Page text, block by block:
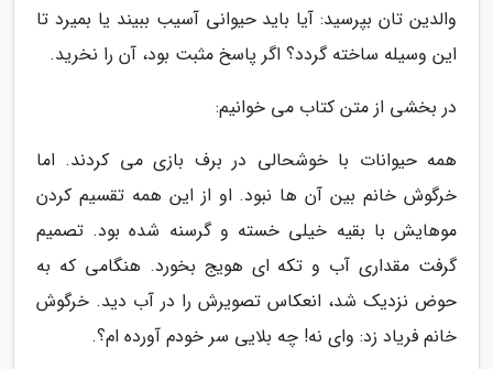
والدین تان بپرسید: آیا باید حیوانی آسیب ببیند یا بمیرد تا
این وسیله ساخته گردد؟ اگر پاسخ مثبت بود، آن را نخرید.
در بخشی از متن کتاب می خوانیم:
همه حیوانات با خوشحالی در برف بازی می کردند. اما
خرگوش خانم بین آن ها نبود. او از این همه تقسیم کردن
موهایش با بقیه خیلی خسته و گرسنه شده بود. تصمیم
گرفت مقداری آب و تکه ای هویج بخورد. هنگامی که به
حوض نزدیک شد، انعکاس تصویرش را در آب دید. خرگوش
خانم فریاد زد: وای نه! چه بلایی سر خودم آورده ام؟.